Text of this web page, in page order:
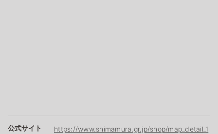
公式サイト
https://www.shimamura.gr.jp/shop/map_detail_1